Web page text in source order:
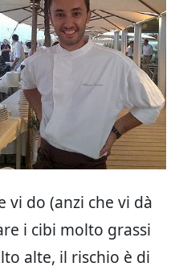
vi do (anzi che vi dà
i cibi molto grassi
alte, il rischio è di